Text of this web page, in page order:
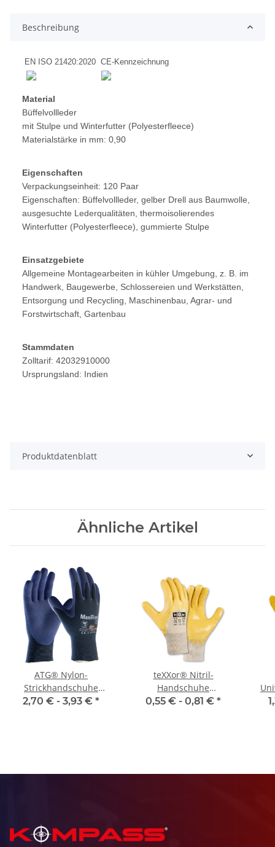
Beschreibung
EN ISO 21420:2020 CE-Kennzeichnung
Material
Büffelvollleder
mit Stulpe und Winterfutter (Polyesterfleece)
Materialstärke in mm: 0,90
Eigenschaften
Verpackungseinheit: 120 Paar
Eigenschaften: Büffelvollleder, gelber Drell aus Baumwolle,
ausgesuchte Lederqualitäten, thermoisolierendes
Winterfutter (Polyesterfleece), gummierte Stulpe
Einsatzgebiete
Allgemeine Montagearbeiten in kühler Umgebung, z. B. im
Handwerk, Baugewerbe, Schlossereien und Werkstätten,
Entsorgung und Recycling, Maschinenbau, Agrar- und
Forstwirtschaft, Gartenbau
Stammdaten
Zolltarif: 42032910000
Ursprungsland: Indien
Produktdatenblatt
Ähnliche Artikel
ATG® Nylon-
Strickhandschuhe
MaxiFlex® Elite™ (34-
2,70 € - 3,93 € *
teXXor® Nitril-
Handschuhe
STRICKBUND
0,55 € - 0,81 € *